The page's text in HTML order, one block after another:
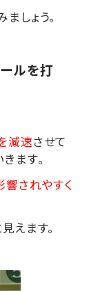
しょう。
ルを打
減速させて
きます。
されやすく
えます。